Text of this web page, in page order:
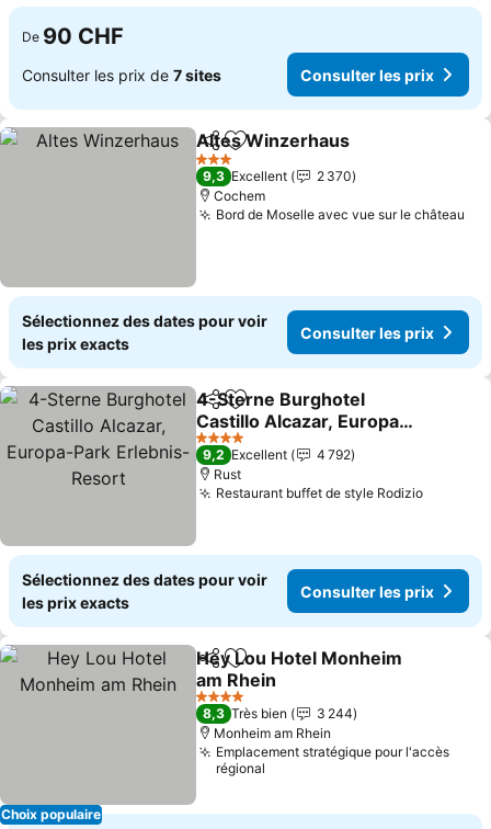
De 90 CHF
Consulter les prix de 7 sites Consulter les prix
PartagerAjouter à mes favoris
Altes Winzerhaus
3 Étoiles
9,3 Excellent
2 370
Cochem
Bord de Moselle avec vue sur le château
Sélectionnez des dates pour voir
les prix exacts
Consulter les prix
PartagerAjouter à mes favoris
4-Sterne Burghotel
Castillo Alcazar, Europa-
Park Erlebnis-Resort
Consulter les prix
4 Étoiles
9,2 Excellent
4 792
Rust
Restaurant buffet de style Rodizio
Sélectionnez des dates pour voir
les prix exacts
Consulter les prix
Choix populaire
PartagerAjouter à mes favoris
Hey Lou Hotel Monheim
am Rhein
Consulter les prix
4 Étoiles
8,3 Très bien
3 244
Monheim am Rhein
Emplacement stratégique pour l'accès
régional